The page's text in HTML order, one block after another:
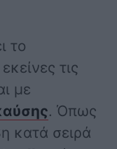
το
τις
με
. Όπως
η κατά σειρά